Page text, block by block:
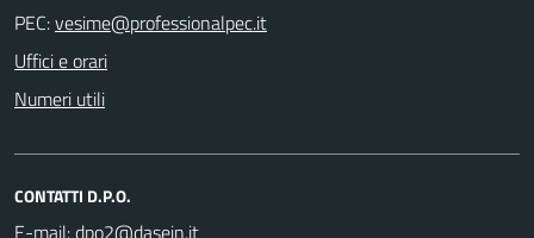
PEC:
Uffici e orari
Numeri utili
CONTATTI D.P.O.
E-mail: